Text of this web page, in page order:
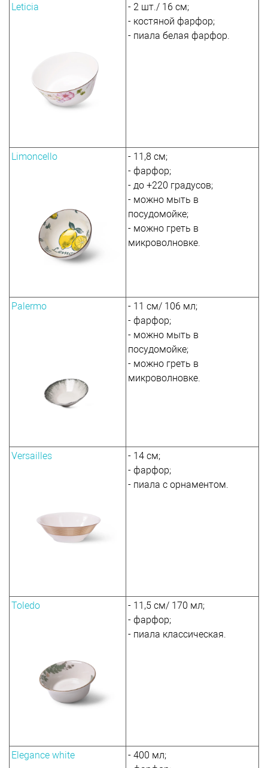
Leticia
- 2 шт./ 16 см;
- костяной фарфор;
- пиала белая фарфор.
Limoncello
- 11,8 см;
- фарфор;
- до +220 градусов;
- можно мыть в
посудомойке;
- можно греть в
микроволновке.
Palermo
- 11 см/ 106 мл;
- фарфор;
- можно мыть в
посудомойке;
- можно греть в
микроволновке.
Versailles
- 14 см;
- фарфор;
- пиала с орнаментом.
Toledo
- 11,5 см/ 170 мл;
- фарфор;
- пиала классическая.
Elegance white
- 400 мл;